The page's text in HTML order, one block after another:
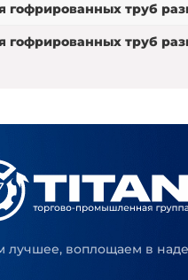
гофрированных труб
гофрированных труб
лучшее, воплощаем в